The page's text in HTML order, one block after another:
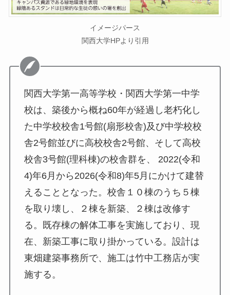
イメージパース
関西大学HPより引用
関西大学第一高等学校・関西大学第一中学
校は、築後から概ね60年が経過し老朽化し
た中学校校舎1号館(扇形校舎)及び中学校校
舎2号館並びに高校校舎2号館、そして高校
校舎3号館(理科棟)の校舎群を、 2022(令和
4)年6月から2026(令和8)年5月にかけて建替
えることとなった。校舎１０棟のうち５棟
を取り壊し、２棟を新築、２棟は改修す
る。既存棟の解体工事を実施しており、現
在、新築工事に取り掛かっている。設計は
東畑建築事務所で、施工は竹中工務店が実
施する。